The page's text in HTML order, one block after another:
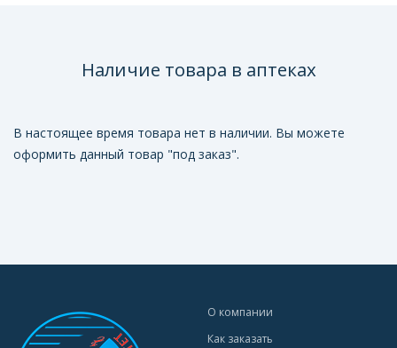
Наличие товара в аптеках
В настоящее время товара нет в наличии. Вы можете
оформить данный товар "под заказ".
О компании
Как заказать